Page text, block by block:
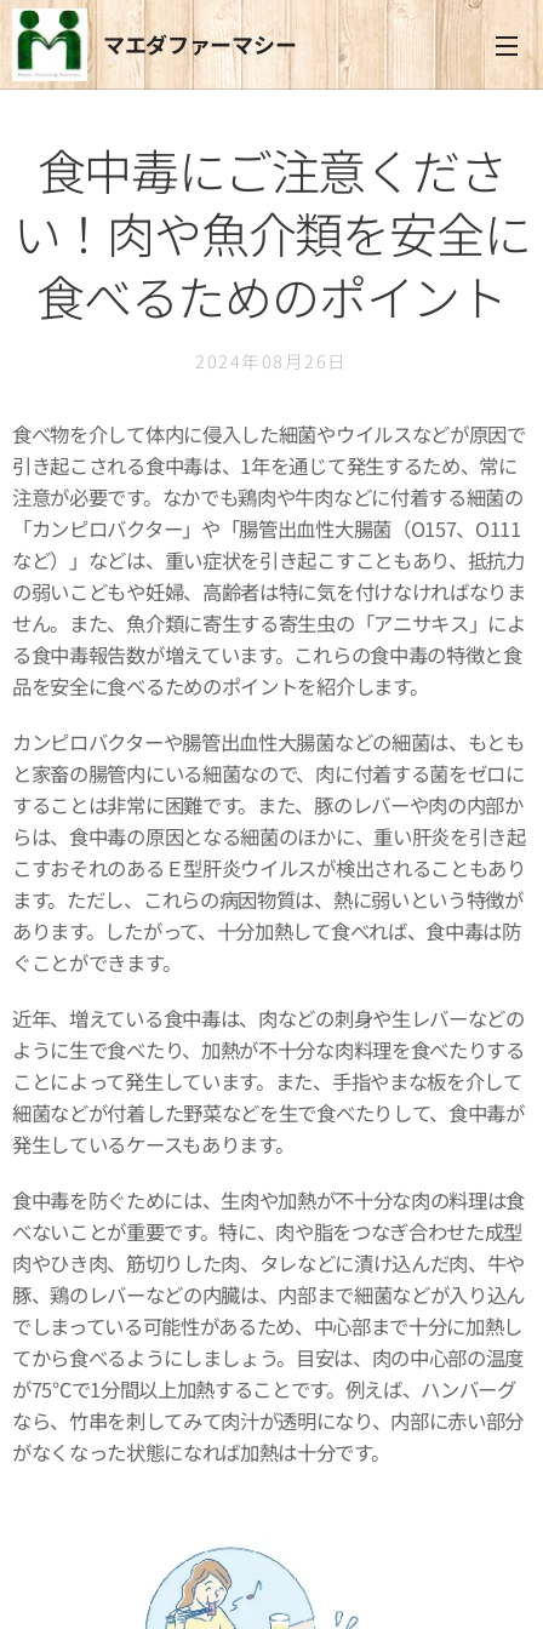
マエダファーマシー
食中毒にご注意くださ
い！肉や魚介類を安全に
食べるためのポイント
2024年08月26日
食べ物を介して体内に侵入した細菌やウイルスなどが原因で
引き起こされる食中毒は、1年を通じて発生するため、常に
注意が必要です。なかでも鶏肉や牛肉などに付着する細菌の
「カンピロバクター」や「腸管出血性大腸菌（O157、O111
など）」などは、重い症状を引き起こすこともあり、抵抗力
の弱いこどもや妊婦、高齢者は特に気を付けなければなりま
せん。また、魚介類に寄生する寄生虫の「アニサキス」によ
る食中毒報告数が増えています。これらの食中毒の特徴と食
品を安全に食べるためのポイントを紹介します。
カンピロバクターや腸管出血性大腸菌などの細菌は、もとも
と家畜の腸管内にいる細菌なので、肉に付着する菌をゼロに
することは非常に困難です。また、豚のレバーや肉の内部か
らは、食中毒の原因となる細菌のほかに、重い肝炎を引き起
こすおそれのあるＥ型肝炎ウイルスが検出されることもあり
ます。ただし、これらの病因物質は、熱に弱いという特徴が
あります。したがって、十分加熱して食べれば、食中毒は防
ぐことができます。
近年、増えている食中毒は、肉などの刺身や生レバーなどの
ように生で食べたり、加熱が不十分な肉料理を食べたりする
ことによって発生しています。また、手指やまな板を介して
細菌などが付着した野菜などを生で食べたりして、食中毒が
発生しているケースもあります。
食中毒を防ぐためには、生肉や加熱が不十分な肉の料理は食
べないことが重要です。特に、肉や脂をつなぎ合わせた成型
肉やひき肉、筋切りした肉、タレなどに漬け込んだ肉、牛や
豚、鶏のレバーなどの内臓は、内部まで細菌などが入り込ん
でしまっている可能性があるため、中心部まで十分に加熱し
てから食べるようにしましょう。目安は、肉の中心部の温度
が75℃で1分間以上加熱することです。例えば、ハンバーグ
なら、竹串を刺してみて肉汁が透明になり、内部に赤い部分
がなくなった状態になれば加熱は十分です。